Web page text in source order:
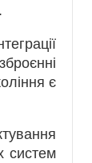
є
систем